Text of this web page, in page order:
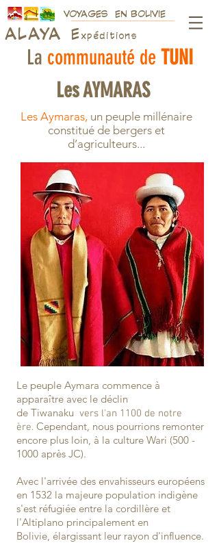
VOYAGES EN BOLIVIE
ALAYA E xpéditions
La communauté de TUNI
Les AYMARAS
Les Aymaras, un peuple millénaire
constitué de bergers et
d’agriculteurs...
Le peuple Aymara commence à
apparaître avec le déclin
de Tiwanaku vers l'an 1100 de notre
ère. Cependant, nous pourrions remonter
encore plus loin, à la culture Wari (500 -
1000 après JC).
Avec l'arrivée des envahisseurs européens
en 1532 la majeure population indigène
s'est réfugiée entre la cordillère et
l'Altiplano principalement en
Bolivie, élargissant leur rayon d'influence.